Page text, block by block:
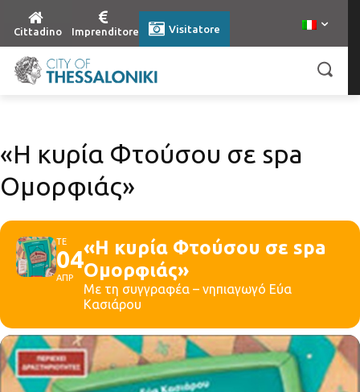
Cittadino Imprenditore Visitatore
«Η κυρία Φτούσου σε spa
Ομορφιάς»
ΤΕ
04
ΑΠΡ
«Η κυρία Φτούσου σε spa
Ομορφιάς»
Με τη συγγραφέα – νηπιαγωγό Εύα
Κασιάρου